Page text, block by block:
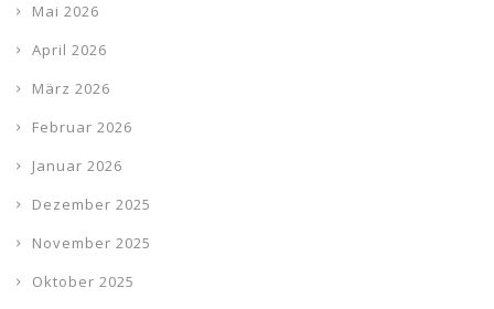
Mai 2026
April 2026
März 2026
Februar 2026
Januar 2026
Dezember 2025
November 2025
Oktober 2025